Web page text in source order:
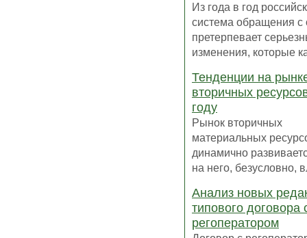
Из года в год
система обращения с
претерпевает
изменения, которые
Тенденции на
вторичных
году
Рынок вторичных
материальных
динамично
на него, безусловно,
Анализ новых
типового договора
регоператором